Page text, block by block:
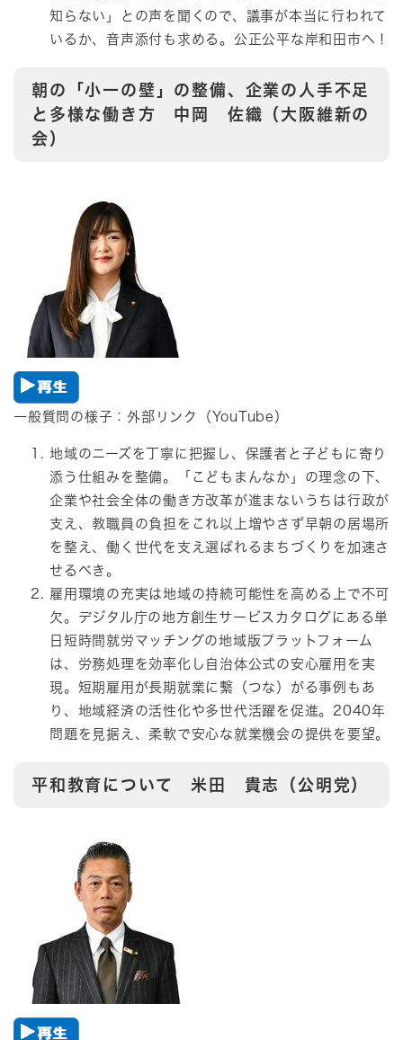
知らない」との声を聞くので、議事が本当に行われて
いるか、音声添付も求める。公正公平な岸和田市へ！
朝の「小一の壁」の整備、企業の人手不足
と多様な働き方
中岡 佐織（大阪維新の
会）
一般質問の様子：​外部リンク（YouTube）​
​地域のニーズを丁寧に把握し、保護者と子どもに寄り
添う仕組みを整備。「こどもまんなか」の理念の下、
企業や社会全体の働き方改革が進まないうちは行政が
支え、教職員の負担をこれ以上増やさず早朝の居場所
を整え、働く世代を支え選ばれるまちづくりを加速さ
せるべき。
雇用環境の充実は地域の持続可能性を高める上で不可
欠。デジタル庁の地方創生サービスカタログにある単
日短時間就労マッチングの地域版プラットフォーム
は、労務処理を効率化し自治体公式の安心雇用を実
現。短期雇用が長期就業に繫（つな）がる事例もあ
り、地域経済の活性化や多世代活躍を促進。2040年
問題を見据え、柔軟で安心な就業機会の提供を要望。
平和教育について 米田 貴志（公明党）